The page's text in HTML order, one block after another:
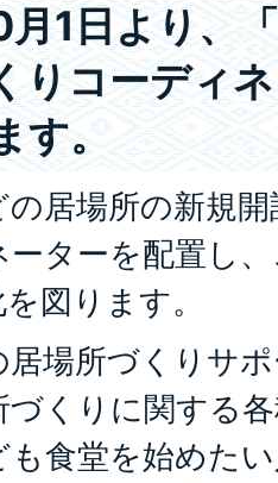
1日より、
りコーディ
す。
居場所の新規
ターを配置し
図ります。
居場所づくりサ
づくりに関する
も食堂を始めた